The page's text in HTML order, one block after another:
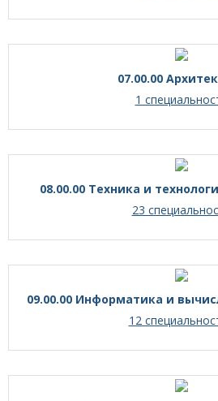
07.00.00
1
08.00.00 Техника и
23
09.00.00 Информатика и
12